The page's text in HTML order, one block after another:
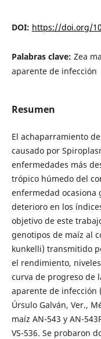
DOI: https://doi.org/
Palabras clave: Zea
aparente de infección
Resumen
El achaparramiento
causado por
enfermedades más
trópico húmedo del
enfermedad ocasiona
deterioro en los
objetivo de este
genotipos de maíz al
kunkelli) transmitido
el rendimiento,
curva de progreso de
aparente de infección
Úrsulo Galván, Ver.,
maíz AN-543 y AN-
VS-536. Se probaron